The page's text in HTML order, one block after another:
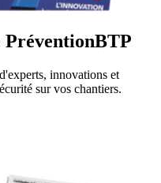
PréventionBTP
innovations et
sur vos chantiers.